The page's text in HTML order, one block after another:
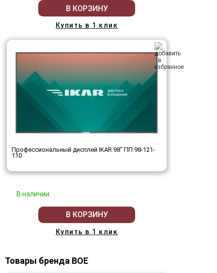
В КОРЗИНУ
Купить в 1 клик
Профессиональный дисплей IKAR 98" ПП 98-121-
110
В наличии
В КОРЗИНУ
Купить в 1 клик
Товары бренда BOE